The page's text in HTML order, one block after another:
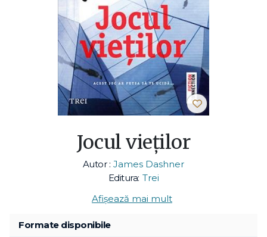
Jocul vieților
Autor : James Dashner
Editura: Trei
Afișează mai mult
Formate disponibile